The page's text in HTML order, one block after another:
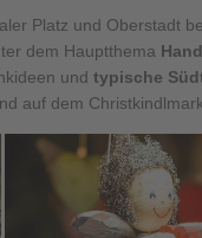
Platz und Oberstadt
dem Hauptthema
und typische
auf dem